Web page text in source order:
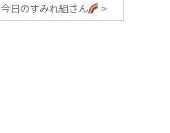
今日のすみれ組さん >